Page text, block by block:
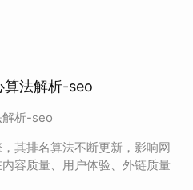
算法解析-seo
解析-seo
其排名算法不断更新，影响网
容质量、用户体验、外链质量